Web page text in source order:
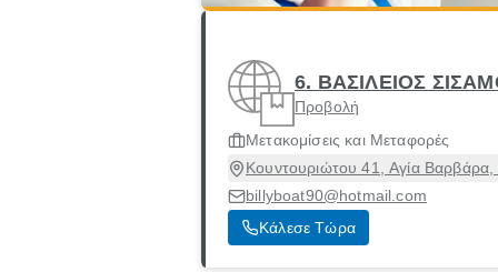
6. ΒΑΣΙΛΕΙΟΣ
Προβολή
Μετακομίσεις και Μεταφορές
Κουντουριώτου 41, Αγία Βαρβάρα,
billyboat90@hotmail.com
Κάλεσε Τώρα